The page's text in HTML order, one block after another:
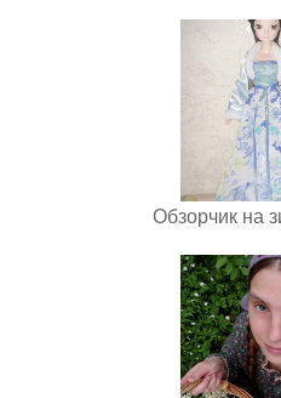
Обзорчик на